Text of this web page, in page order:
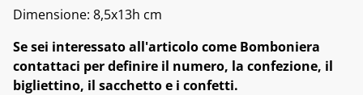
Dimensione: 8,5x13h cm
Se sei interessato all'articolo come Bomboniera
contattaci per definire il numero, la confezione, il
bigliettino, il sacchetto e i confetti.